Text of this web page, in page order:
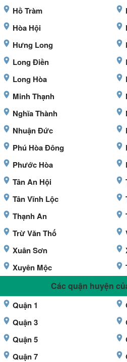
Hồ Tràm
Hòa Hội
Hưng Long
Long Điền
Long Hòa
Minh Thạnh
Nghĩa Thành
Nhuận Đức
Phú Hòa Đông
Phước Hòa
Tân An Hội
Tân Vĩnh Lộc
Thạnh An
Trừ Văn Thố
Xuân Sơn
Xuyên Mộc
Các quận huyện
Quận 1
Quận 3
Quận 5
Quận 7